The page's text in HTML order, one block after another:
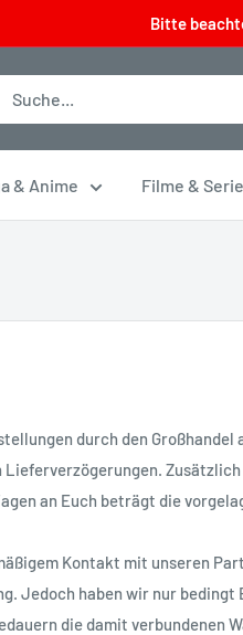
Bitte
& Anime Filme &
durch den Großhandel
an Euch beträgt die
Kontakt mit unseren
Jedoch haben wir nur bedingt
die damit verbundenen